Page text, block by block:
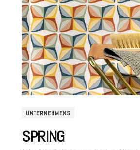
UNTERNEHMENS
SPRING